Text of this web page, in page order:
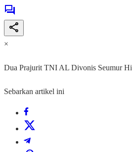
×
Dua Prajurit TNI AL Divonis Seumur
Sebarkan artikel ini